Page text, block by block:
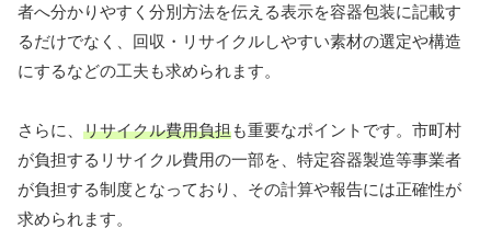
者へ分かりやすく分別方法を伝える表示を容器包装に記載す
るだけでなく、回収・リサイクルしやすい素材の選定や構造
にするなどの工夫も求められます。
さらに、 リサイクル費用負担も重要なポイントです。市町村
が負担するリサイクル費用の一部を、特定容器製造等事業者
が負担する制度となっており、その計算や報告には正確性が
求められます。